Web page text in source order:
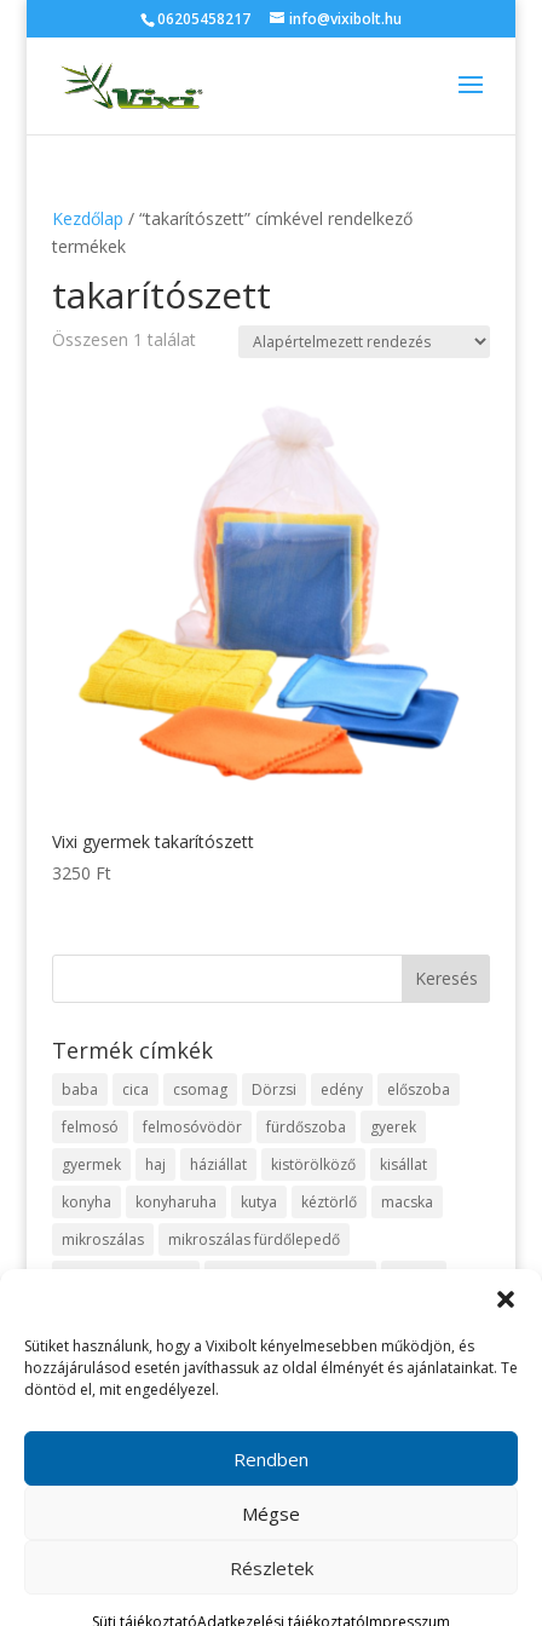
Sütiket használunk, hogy a Vixibolt kényelmesebben működjön, és
hozzájárulásod esetén javíthassuk az oldal élményét és ajánlatainkat. Te
döntöd el, mit engedélyezel.
Rendben
Mégse
Részletek
Süti tájékoztatóAdatkezelési tájékoztatóImpresszum
06205458217 info@vixibolt.hu
Kezdőlap / “takarítószett” címkével rendelkező
termékek
takarítószett
Összesen 1 találat
Vixi gyermek takarítószett
3250 Ft
Termék címkék
baba cica csomag Dörzsi edény
előszoba
felmosó
felmosóvödör fürdőszoba
gyerek
gyermek
haj háziállat kistörölköző
kisállat
konyha
konyharuha kutya kéztörlő
macska
mikroszálas
mikroszálas fürdőlepedő
szőnyeg
takarítás takarítószett takaró
telefon
turbán
törlőkendő
vegyszermentes takarítás
vixi vödör zafir zöld